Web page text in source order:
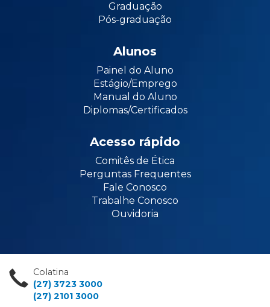
Graduação
Pós-graduação
Alunos
Painel do Aluno
Estágio/Emprego
Manual do Aluno
Diplomas/Certificados
Acesso rápido
Comitês de Ética
Perguntas Frequentes
Fale Conosco
Trabalhe Conosco
Ouvidoria
Colatina
(27) 3723 3000
(27) 2101 3000